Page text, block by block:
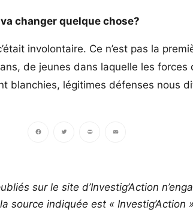
changer quelque chose?
involontaire. Ce n’est pas la
de jeunes dans laquelle les forces
blanchies, légitimes défenses nous
sur le site d’Investig’Action
source indiquée est «